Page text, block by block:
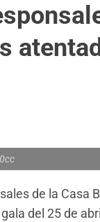
de la Casa
del 25 de